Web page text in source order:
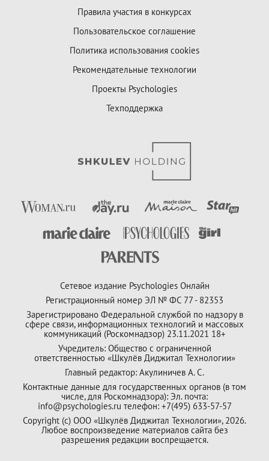
Правила участия в конкурсах
Пользовательское соглашение
Политика использования cookies
Рекомендательные технологии
Проекты Psychologies
Техподдержка
Сетевое издание Psychologies Онлайн
Регистрационный номер ЭЛ № ФС 77 - 82353
Зарегистрировано Федеральной службой по надзору в
сфере связи, информационных технологий и массовых
коммуникаций (Роскомнадзор) 23.11.2021 18+
Учредитель: Общество с ограниченной
ответственностью «Шкулёв Диджитал Технологии»
Главный редактор: Акулиничев А. С.
Контактные данные для государственных органов (в том
числе, для Роскомнадзора): Эл. почта:
info@psychologies.ru телефон: +7(495) 633-57-57
Copyright (с) ООО «Шкулёв Диджитал Технологии», 2026.
Любое воспроизведение материалов сайта без
разрешения редакции воспрещается.